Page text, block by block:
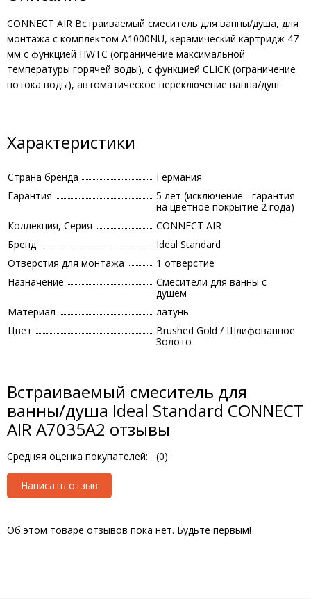
CONNECT AIR Встраиваемый смеситель для ванны/душа, для
монтажа с комплектом A1000NU, керамический картридж 47
мм с функцией HWTC (ограничение максимальной
температуры горячей воды), с функцией CLICK (ограничение
потока воды), автоматическое переключение ванна/душ
Характеристики
Страна бренда
Германия
Гарантия
5 лет (исключение - гарантия
на цветное покрытие 2 года)
Коллекция, Серия
CONNECT AIR
Бренд
Ideal Standard
Отверстия для монтажа
1 отверстие
Назначение
Смесители для ванны с
душем
Материал
латунь
Цвет
Brushed Gold / Шлифованное
Золото
Встраиваемый смеситель для
ванны/душа Ideal Standard CONNECT
AIR A7035A2 отзывы
Средняя оценка покупателей: (0)
Написать отзыв
Об этом товаре отзывов пока нет. Будьте первым!